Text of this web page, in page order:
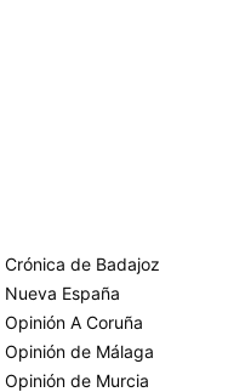
Crónica de Badajoz
Nueva España
Opinión A Coruña
Opinión de Málaga
Opinión de Murcia